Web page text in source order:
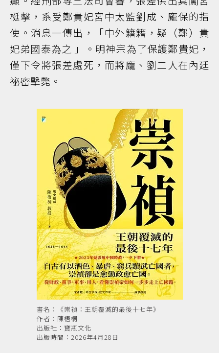
梃擊，系受鄭貴妃宮中太監劉成、龐保的指
使。消息一傳出，「中外籍籍，疑（鄭）貴
妃弟國泰為之 」。明神宗為了保護鄭貴妃，
僅下令將張差處死，而將龐、劉二人在內廷
祕密擊斃。
書名：《崇禎：王朝覆滅的最後十七年》
作者：陳梧桐
出版社：寶瓶文化
出版時間：2026年4月28日